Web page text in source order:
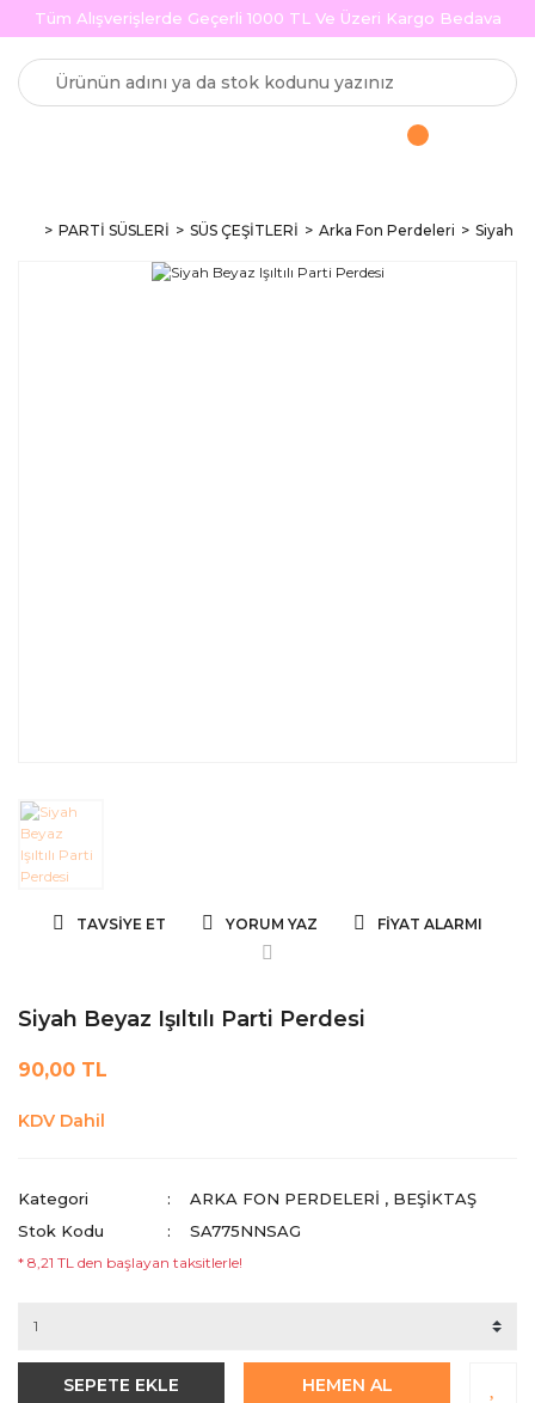
Tüm Alışverişlerde Geçerli 1000 TL Ve Üzeri Kargo Bedava
PARTİ SÜSLERİ SÜS ÇEŞİTLERİ Arka Fon Perdeleri Siyah
TAVSIYE ET YORUM YAZ FIYAT ALARMI
Siyah Beyaz Işıltılı Parti Perdesi
90,00 TL
KDV Dahil
Kategori ARKA FON PERDELERI , BEŞIKTAŞ
Stok Kodu
SA775NNSAG
* 8,21 TL den başlayan taksitlerle!
SEPETE EKLE HEMEN AL